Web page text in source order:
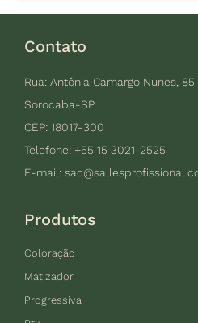
Contato
Rua: Antônia Camargo Nunes,
Sorocaba-SP
CEP: 18017-300
Telefone: +55 15 3021-2525
E-mail:
Produtos
Coloração
Matizador
Progressiva